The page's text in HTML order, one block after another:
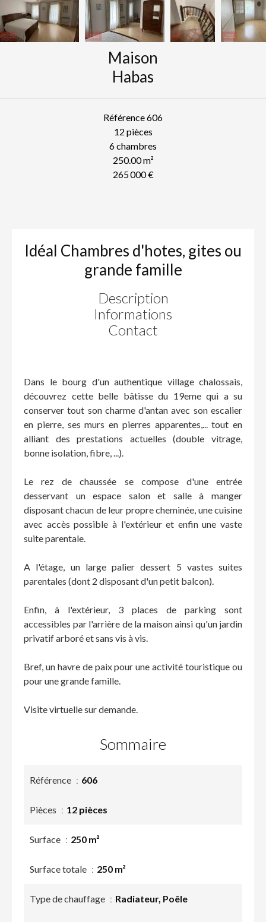
Maison
Habas
Référence606
12 pièces
6 chambres
250.00m²
265 000 €
Idéal Chambres d'hotes, gites ou
grande famille
Description
Informations
Contact
Dans le bourg d'un authentique village chalossais,
découvrez cette belle bâtisse du 19eme qui a su
conserver tout son charme d'antan avec son escalier
en pierre, ses murs en pierres apparentes,... tout en
alliant des prestations actuelles (double vitrage,
bonne isolation, fibre, ...).
Le rez de chaussée se compose d'une entrée
desservant un espace salon et salle à manger
disposant chacun de leur propre cheminée, une cuisine
avec accès possible à l'extérieur et enfin une vaste
suite parentale.
A l'étage, un large palier dessert 5 vastes suites
parentales (dont 2 disposant d'un petit balcon).
Enfin, à l'extérieur, 3 places de parking sont
accessibles par l'arrière de la maison ainsi qu'un jardin
privatif arboré et sans vis à vis.
Bref, un havre de paix pour une activité touristique ou
pour une grande famille.
Visite virtuelle sur demande.
Sommaire
Référence 606
Pièces 12 pièces
Surface 250 m²
Surface totale 250 m²
Type de chauffage Radiateur, Poêle